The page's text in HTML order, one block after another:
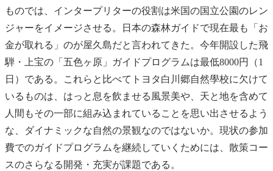
ものでは、インタープリターの役割は米国の国立公園のレン
ジャーをイメージさせる。日本の森林ガイドで現在最も「お
金が取れる」のが屋久島だと言われてきた。今年開設した飛
騨・上宝の「五色ヶ原」ガイドプログラムは最低8000円（1
日）である。これらと比べてトヨタ白川郷自然學校に欠けて
いるものは、はっと息を飲ませる風景美や、天と地を含めて
人間もその一部に組み込まれていることを思い出させるよう
な、ダイナミックな自然の景観なのではないか。現状の参加
費でのガイドプログラムを継続していくためには、散策コー
スのさらなる開発・充実が課題である。